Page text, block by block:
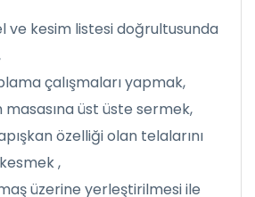
ve kesim listesi doğrultusunda
çalışmaları yapmak,
üst üste sermek,
özelliği olan telalarını
,
üzerine yerleştirilmesi ile